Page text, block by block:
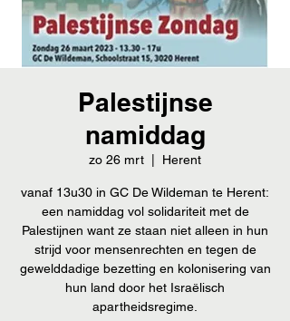
Palestijnse
namiddag
zo 26 mrt Herent
vanaf 13u30 in GC De Wildeman te Herent:
een namiddag vol solidariteit met de
Palestijnen want ze staan niet alleen in hun
strijd voor mensenrechten en tegen de
gewelddadige bezetting en kolonisering van
hun land door het Israëlisch
apartheidsregime.